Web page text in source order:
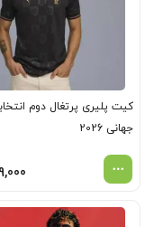
کیت پلیری پرتغال دوم
جهانی 2026